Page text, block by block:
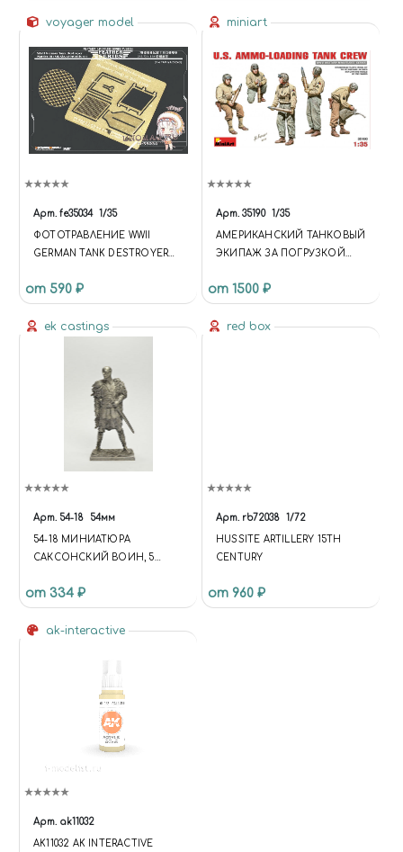
voyager model
Арт. fe35034 1/35
ФОТОТРАВЛЕНИЕ WWII
GERMAN TANK DESTROYER
SET
от 590 ₽
miniart
Арт. 35190 1/35
АМЕРИКАНСКИЙ ТАНКОВЫЙ
ЭКИПАЖ ЗА ПОГРУЗКОЙ
от 1500 ₽
ek castings
Арт. 54-18 54мм
54-18 МИНИАТЮРА
САКСОНСКИЙ ВОИН, 5
от 334 ₽
red box
Арт. rb72038 1/72
HUSSITE ARTILLERY 15TH
CENTURY
от 960 ₽
ak-interactive
Арт. ak11032
AK11032 AK INTERACTIVE